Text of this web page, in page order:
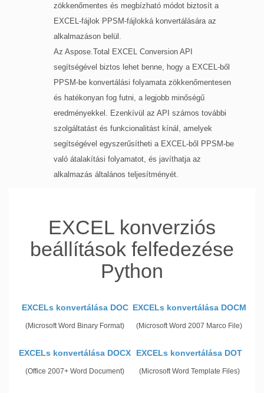
zökkenőmentes és megbízható módot biztosít a
EXCEL-fájlok PPSM-fájlokká konvertálására az
alkalmazáson belül.
Az Aspose.Total EXCEL Conversion API
segítségével biztos lehet benne, hogy a EXCEL-ből
PPSM-be konvertálási folyamata zökkenőmentesen
és hatékonyan fog futni, a legjobb minőségű
eredményekkel. Ezenkívül az API számos további
szolgáltatást és funkcionalitást kínál, amelyek
segítségével egyszerűsítheti a EXCEL-ből PPSM-be
való átalakítási folyamatot, és javíthatja az
alkalmazás általános teljesítményét.
EXCEL konverziós
beállítások felfedezése
Python
EXCELs konvertálása DOC
(Microsoft Word Binary Format)
EXCELs konvertálása DOCM
(Microsoft Word 2007 Marco File)
EXCELs konvertálása DOCX
(Office 2007+ Word Document)
EXCELs konvertálása DOT
(Microsoft Word Template Files)